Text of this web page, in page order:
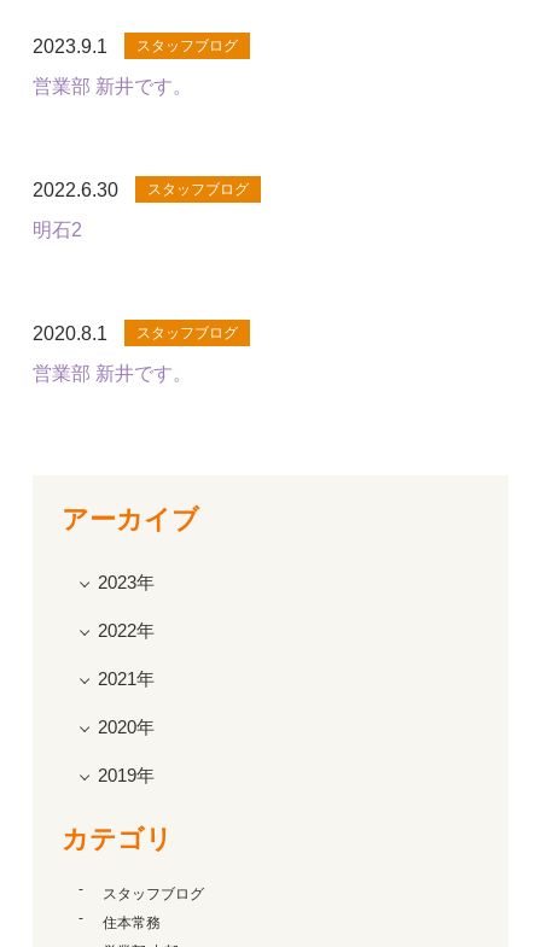
2023.9.1 スタッフブログ
営業部 新井です。
2022.6.30 スタッフブログ
明石2
2020.8.1 スタッフブログ
営業部 新井です。
アーカイブ
2023年
2022年
2021年
2020年
2019年
カテゴリ
スタッフブログ
住本常務